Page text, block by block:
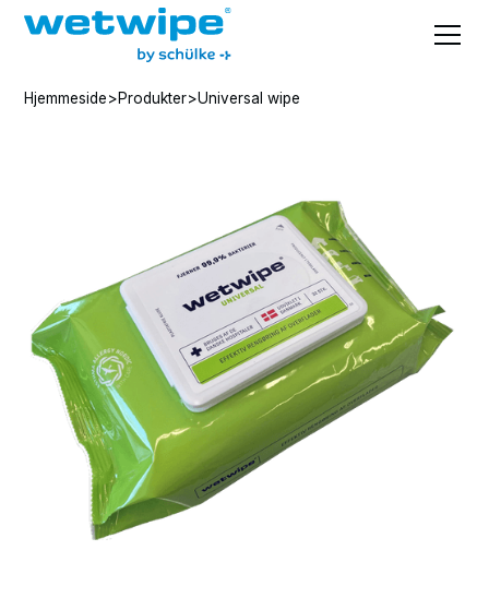
Hjemmeside>Produkter>Universal wipe